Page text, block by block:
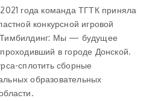
года команда ТГТК приняла
конкурсной игровой
Мы — будущее
в городе Донской.
сплотить сборные
образовательных